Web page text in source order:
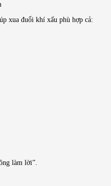
xua đuổi khí xấu phù hợp cả:
làm lời”.